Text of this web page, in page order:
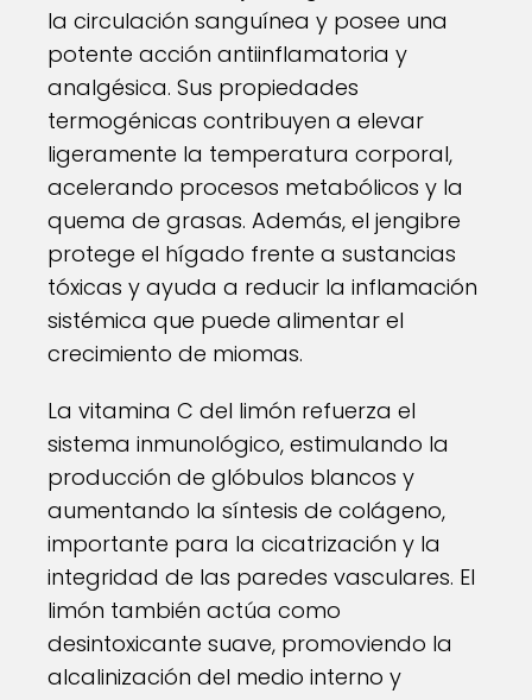
la circulación sanguínea y posee una
potente acción antiinflamatoria y
analgésica. Sus propiedades
termogénicas contribuyen a elevar
ligeramente la temperatura corporal,
acelerando procesos metabólicos y la
quema de grasas. Además, el jengibre
protege el hígado frente a sustancias
tóxicas y ayuda a reducir la inflamación
sistémica que puede alimentar el
crecimiento de miomas.
La vitamina C del limón refuerza el
sistema inmunológico, estimulando la
producción de glóbulos blancos y
aumentando la síntesis de colágeno,
importante para la cicatrización y la
integridad de las paredes vasculares. El
limón también actúa como
desintoxicante suave, promoviendo la
alcalinización del medio interno y